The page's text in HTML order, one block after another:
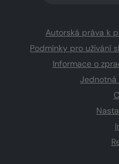
Autorská práva k
Podmínky pro užívání
Informace o
Jednotná